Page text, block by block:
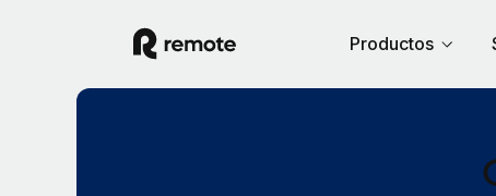
Productos